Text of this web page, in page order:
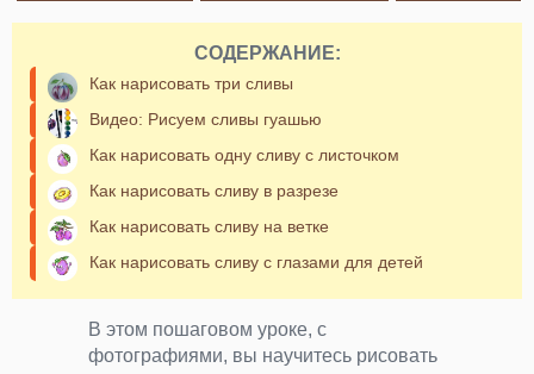
СОДЕРЖАНИЕ:
Как нарисовать три сливы
Видео: Рисуем сливы гуашью
Как нарисовать одну сливу с листочком
Как нарисовать сливу в разрезе
Как нарисовать сливу на ветке
Как нарисовать сливу с глазами для детей
В этом пошаговом уроке, с
фотографиями, вы научитесь рисовать